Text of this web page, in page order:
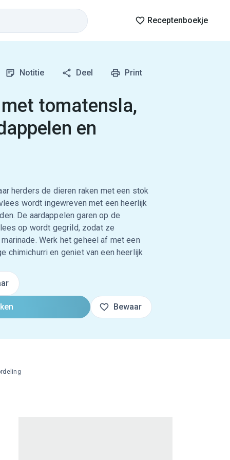
Receptenboekje
Notitie Deel Print
tomatensla,
en
herders de dieren raken met een stok
wordt ingewreven met een heerlijk
De aardappelen garen op de
op wordt gegrild, zodat ze
Werk het geheel af met een
chimichurri en geniet van een heerlijk
Bewaar